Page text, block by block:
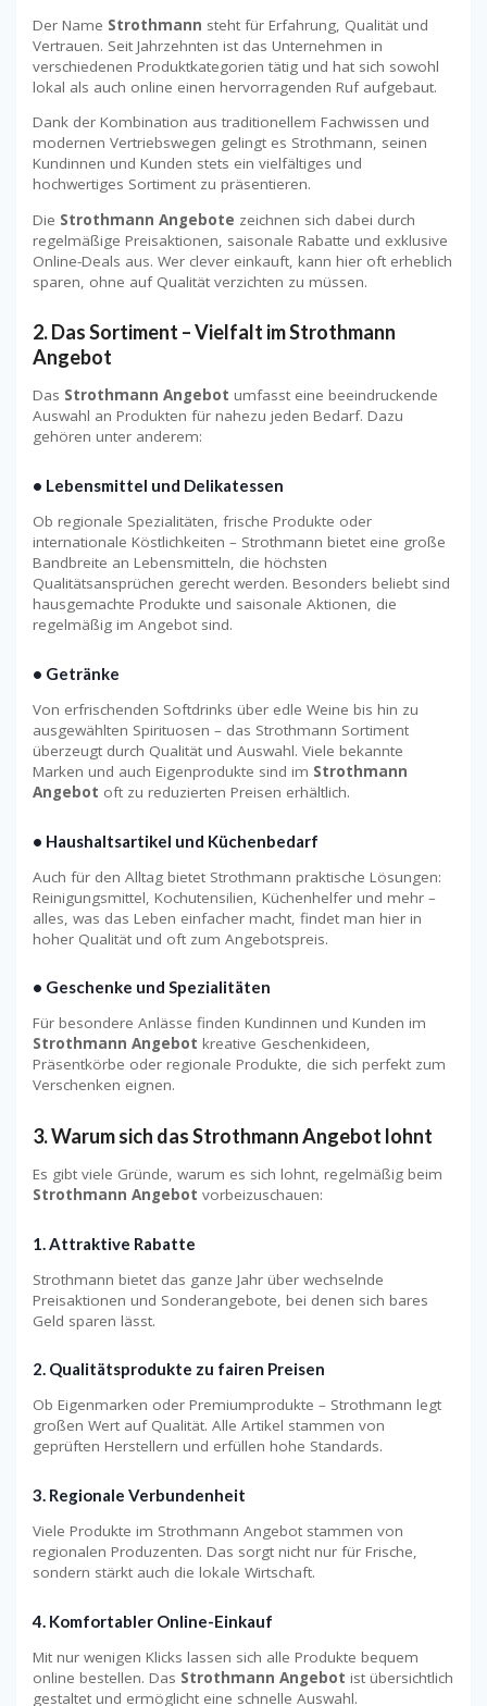
Der Name Strothmann steht für Erfahrung, Qualität und
Vertrauen. Seit Jahrzehnten ist das Unternehmen in
verschiedenen Produktkategorien tätig und hat sich sowohl
lokal als auch online einen hervorragenden Ruf aufgebaut.
Dank der Kombination aus traditionellem Fachwissen und
modernen Vertriebswegen gelingt es Strothmann, seinen
Kundinnen und Kunden stets ein vielfältiges und
hochwertiges Sortiment zu präsentieren.
Die Strothmann Angebote zeichnen sich dabei durch
regelmäßige Preisaktionen, saisonale Rabatte und exklusive
Online-Deals aus. Wer clever einkauft, kann hier oft erheblich
sparen, ohne auf Qualität verzichten zu müssen.
2. Das Sortiment – Vielfalt im Strothmann
Angebot
Das Strothmann Angebot umfasst eine beeindruckende
Auswahl an Produkten für nahezu jeden Bedarf. Dazu
gehören unter anderem:
• Lebensmittel und Delikatessen
Ob regionale Spezialitäten, frische Produkte oder
internationale Köstlichkeiten – Strothmann bietet eine große
Bandbreite an Lebensmitteln, die höchsten
Qualitätsansprüchen gerecht werden. Besonders beliebt sind
hausgemachte Produkte und saisonale Aktionen, die
regelmäßig im Angebot sind.
• Getränke
Von erfrischenden Softdrinks über edle Weine bis hin zu
ausgewählten Spirituosen – das Strothmann Sortiment
überzeugt durch Qualität und Auswahl. Viele bekannte
Marken und auch Eigenprodukte sind im Strothmann
Angebot oft zu reduzierten Preisen erhältlich.
• Haushaltsartikel und Küchenbedarf
Auch für den Alltag bietet Strothmann praktische Lösungen:
Reinigungsmittel, Kochutensilien, Küchenhelfer und mehr –
alles, was das Leben einfacher macht, findet man hier in
hoher Qualität und oft zum Angebotspreis.
• Geschenke und Spezialitäten
Für besondere Anlässe finden Kundinnen und Kunden im
Strothmann Angebot kreative Geschenkideen,
Präsentkörbe oder regionale Produkte, die sich perfekt zum
Verschenken eignen.
3. Warum sich das Strothmann Angebot lohnt
Es gibt viele Gründe, warum es sich lohnt, regelmäßig beim
Strothmann Angebot vorbeizuschauen:
1.Attraktive Rabatte
Strothmann bietet das ganze Jahr über wechselnde
Preisaktionen und Sonderangebote, bei denen sich bares
Geld sparen lässt.
2. Qualitätsprodukte zu fairen Preisen
Ob Eigenmarken oder Premiumprodukte – Strothmann legt
großen Wert auf Qualität. Alle Artikel stammen von
geprüften Herstellern und erfüllen hohe Standards.
3. Regionale Verbundenheit
Viele Produkte im Strothmann Angebot stammen von
regionalen Produzenten. Das sorgt nicht nur für Frische,
sondern stärkt auch die lokale Wirtschaft.
4. Komfortabler Online-Einkauf
Mit nur wenigen Klicks lassen sich alle Produkte bequem
online bestellen. Das Strothmann Angebot ist übersichtlich
gestaltet und ermöglicht eine schnelle Auswahl.